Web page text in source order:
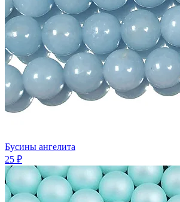
Бусины ангелита
25 ₽